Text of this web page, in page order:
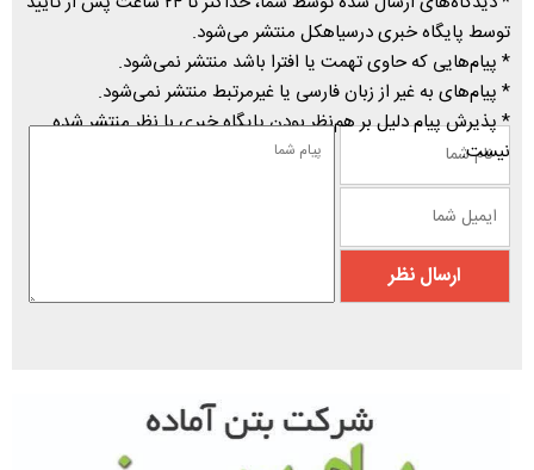
توسط پایگاه خبری درسیاهکل منتشر می‌شود.
* پیام‌هایی که حاوی تهمت یا افترا باشد منتشر نمی‌شود.
* پیام‌های به غیر از زبان فارسی یا غیرمرتبط منتشر نمی‌شود.
* پذیرش پیام دلیل بر هم‌نظر بودن پایگاه خبری با نظر منتشر شده
نیست.